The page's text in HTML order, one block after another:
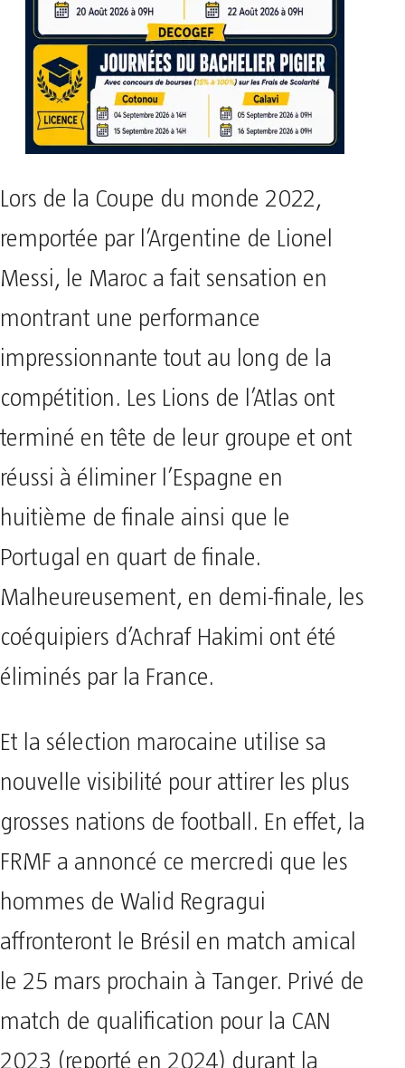
Lors de la Coupe du monde 2022,
remportée par l’Argentine de Lionel
Messi, le Maroc a fait sensation en
montrant une performance
impressionnante tout au long de la
compétition. Les Lions de l’Atlas ont
terminé en tête de leur groupe et ont
réussi à éliminer l’Espagne en
huitième de finale ainsi que le
Portugal en quart de finale.
Malheureusement, en demi-finale, les
coéquipiers d’Achraf Hakimi ont été
éliminés par la France.
Et la sélection marocaine utilise sa
nouvelle visibilité pour attirer les plus
grosses nations de football. En effet, la
FRMF a annoncé ce mercredi que les
hommes de Walid Regragui
affronteront le Brésil en match amical
le 25 mars prochain à Tanger. Privé de
match de qualification pour la CAN
2023 (reporté en 2024) durant la